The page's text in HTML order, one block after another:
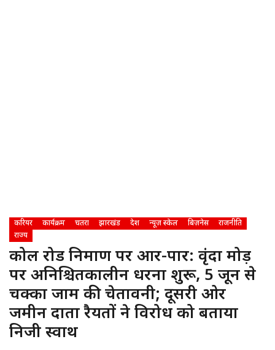
करियर कार्यक्रम चतरा झारखंड देश न्यूज़ स्केल बिज़नेस
राजनीति
राज्य
कोल रोड निर्माण पर आर-पार: वृंदा मोड़
पर अनिश्चितकालीन धरना शुरू, 5 जून से
चक्का जाम की चेतावनी; दूसरी ओर
जमीन दाता रैयतों ने विरोध को बताया
निजी स्वार्थ